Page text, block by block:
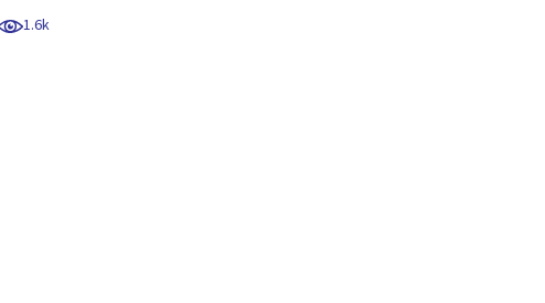
1.6k